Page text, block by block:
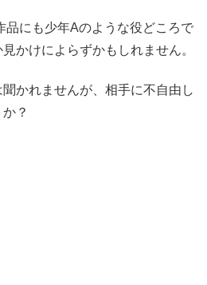
品にも少年Aのような役どころで
かけによらずかもしれません。
かれませんが、相手に不自由し
？